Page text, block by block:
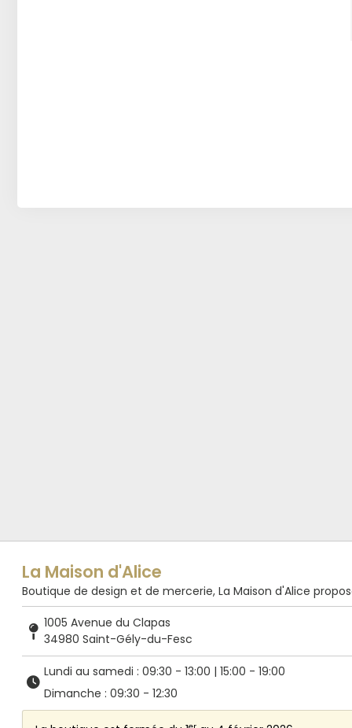
La Maison d'Alice
Boutique de design et de mercerie, La Maison d'Alice
1005 Avenue du Clapas
34980 Saint-Gély-du-Fesc
Lundi au samedi : 09:30 - 13:00 | 15:00 - 19:00
Dimanche : 09:30 - 12:30